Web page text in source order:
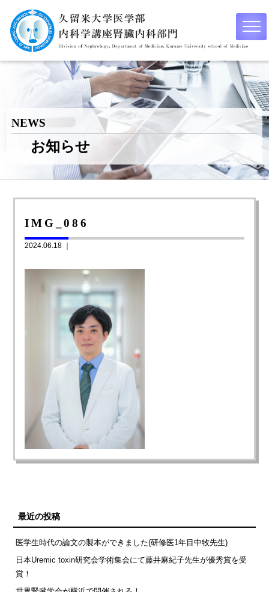
NEWS
お知らせ
IMG_086
2024.06.18 ｜
最近の投稿
医学生時代の論文の製本ができました(研修医1年目中牧先生)
日本Uremic toxin研究会学術集会にて藤井麻紀子先生が優秀賞を受
賞！